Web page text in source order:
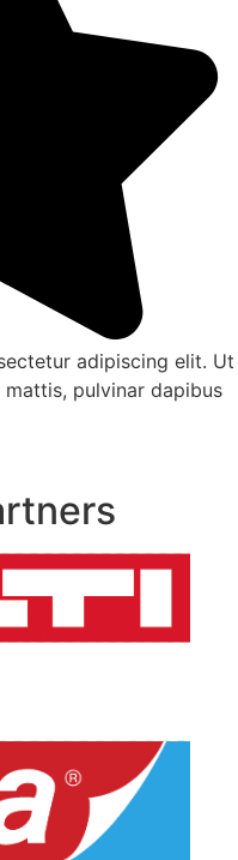
adipiscing elit. Ut
pulvinar dapibus